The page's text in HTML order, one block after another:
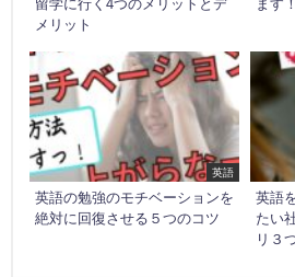
留学に行く4つのメリットとデ
メリット
ます！
英語
英語の勉強のモチベーションを
絶対に回復させる５つのコツ
英語
たい
リ３